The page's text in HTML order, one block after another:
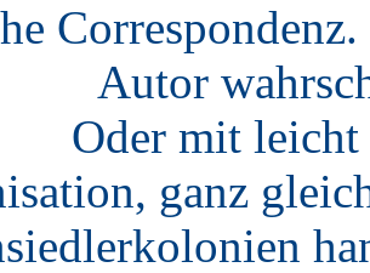
Autor
Oder mit leicht
ganz